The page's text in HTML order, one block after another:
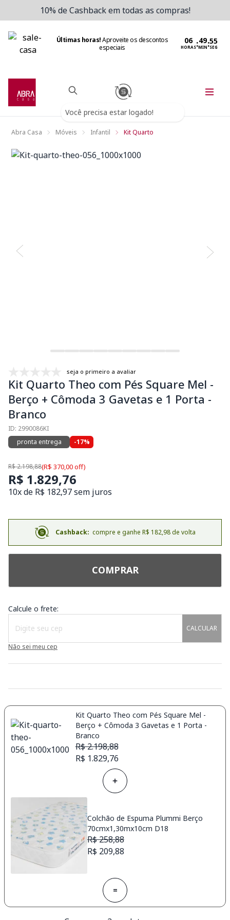
10% de Cashback em todas as compras!
Últimas horas!Aproveite os descontos
especiais
HORAS:MIN:SEG
Você precisa estar logado!
Abra Casa Móveis Infantil Kit Quarto
seja o primeiro a avaliar
Kit Quarto Theo com Pés Square Mel -
Berço + Cômoda 3 Gavetas e 1 Porta -
Branco
ID: 2990086KI
pronta entrega
-17%
R$ 2.198,88(R$ 370,00 off)
R$ 1.829,76
10x de R$ 182,97 sem juros
Cashback: compre e ganhe R$ 182,98 de volta
COMPRAR
Calcule o frete:
CALCULAR
Não sei meu cep
Kit Quarto Theo com Pés Square Mel -
Berço + Cômoda 3 Gavetas e 1 Porta -
Branco
R$ 2.198,88
R$ 1.829,76
Colchão de Espuma Plummi Berço
70cmx1,30mx10cm D18
R$ 258,88
R$ 209,88
=